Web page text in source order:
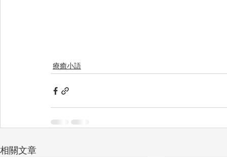
療癒小語
相關文章